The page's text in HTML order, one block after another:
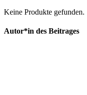
Keine Produkte gefunden.
Autor*in des Beitrages